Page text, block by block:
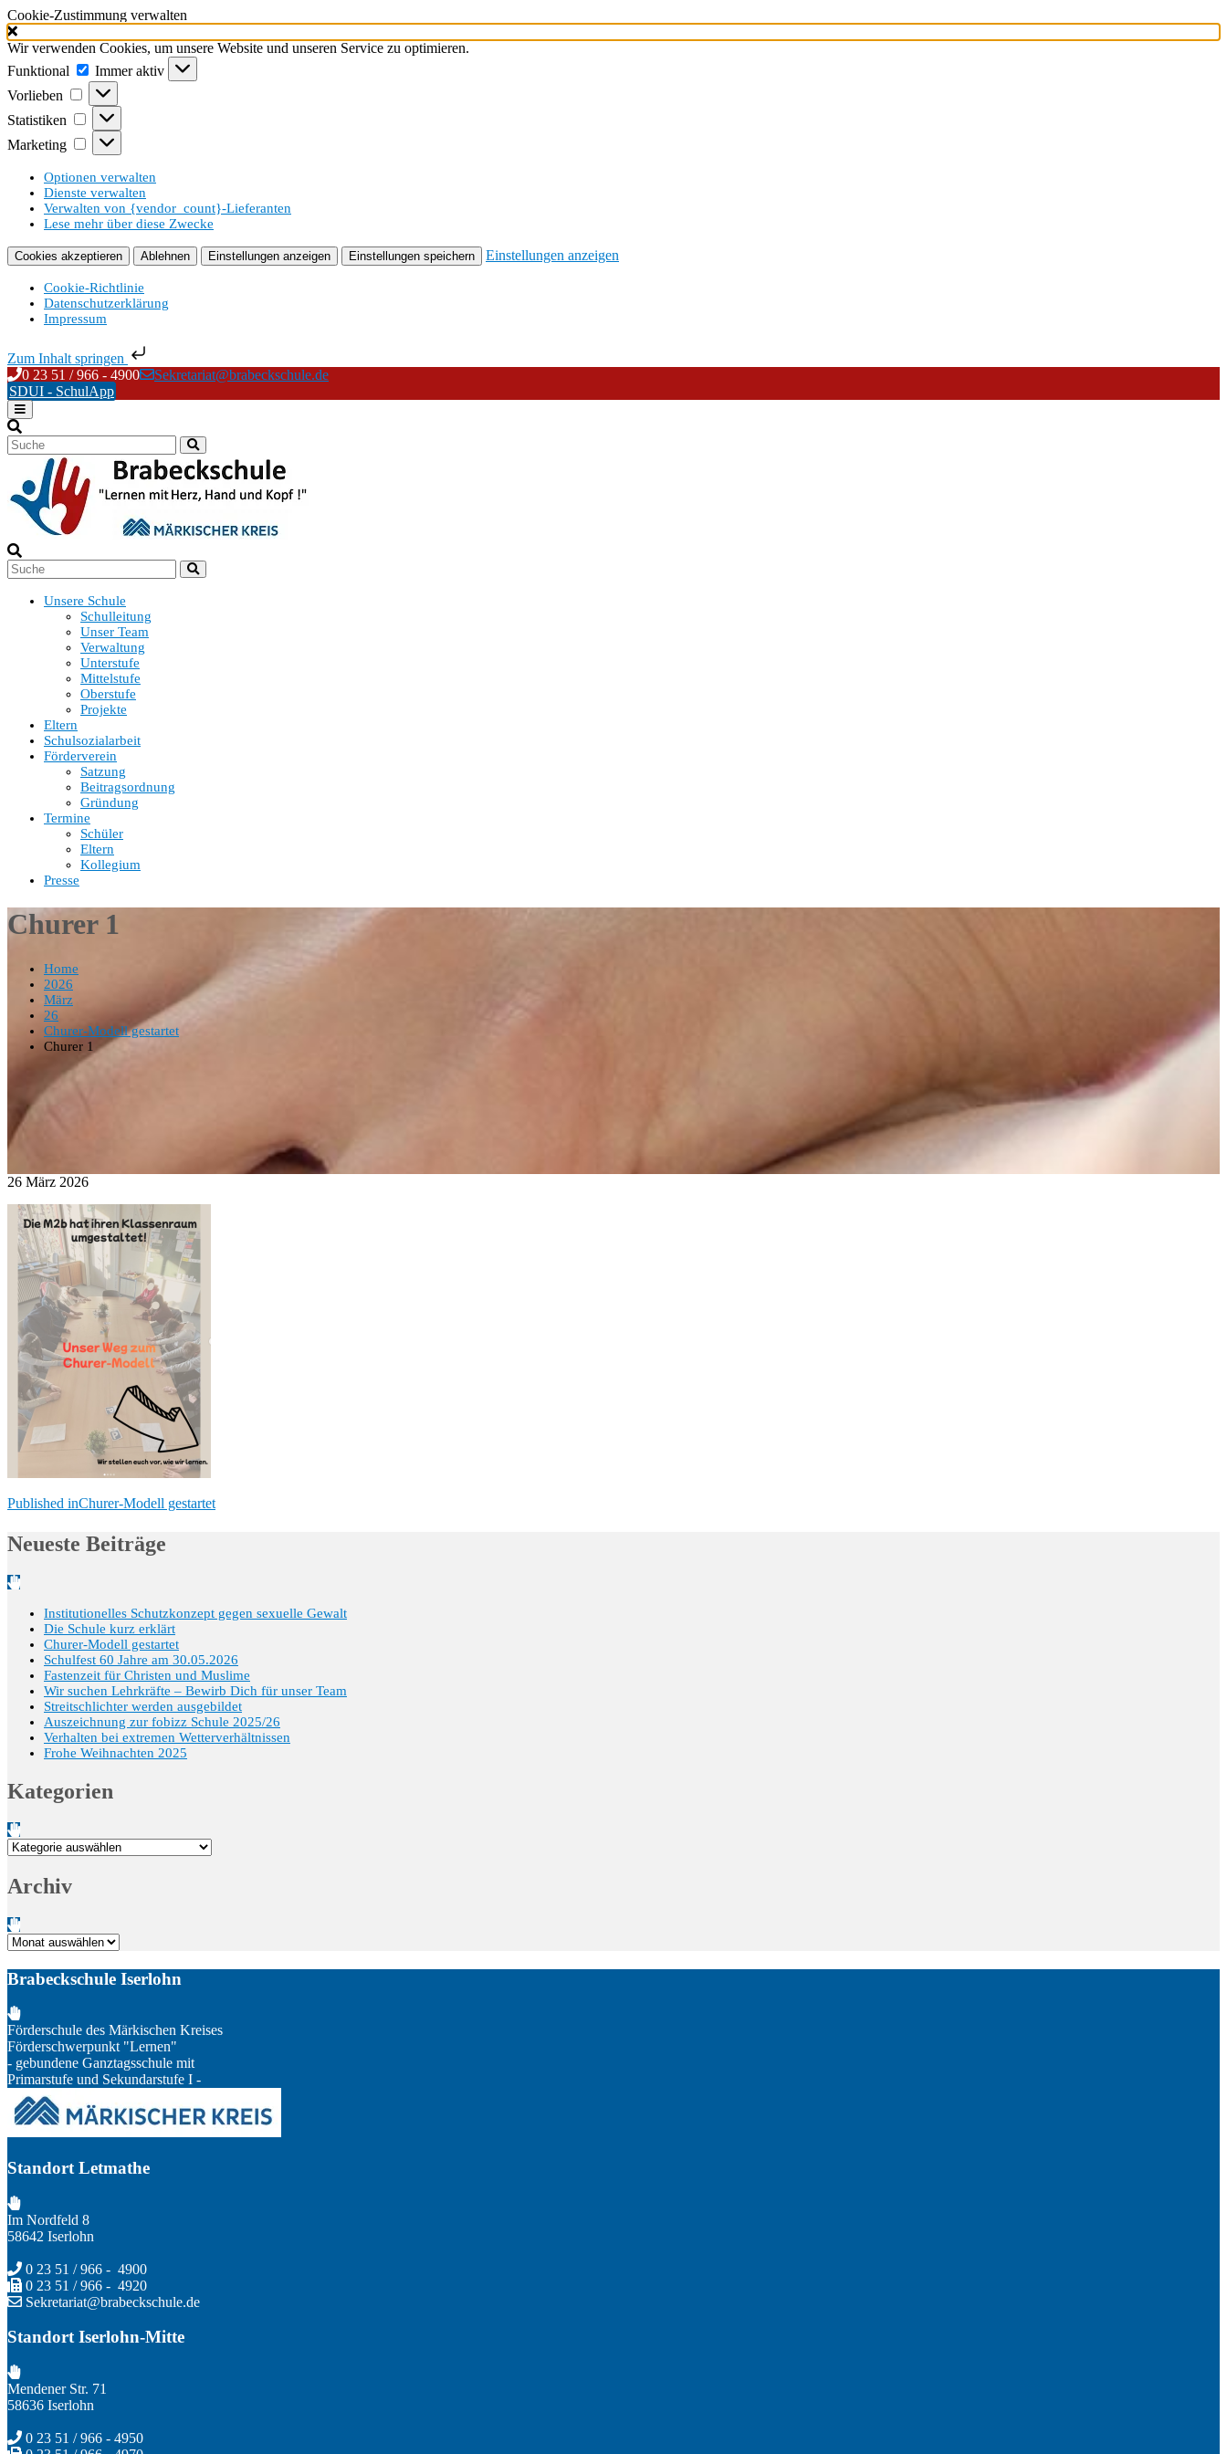
Cookie-Zustimmung verwalten
Wir verwenden Cookies, um unsere Website und unseren Service zu optimieren.
Funktional
Funktional
Immer aktiv
Vorlieben
Vorlieben
Statistiken Statistiken
Marketing Marketing
Optionen verwalten
Dienste verwalten
Verwalten von {vendor_count}-Lieferanten
Lese mehr über diese Zwecke
Cookies akzeptieren Ablehnen Einstellungen anzeigen Einstellungen speichern Einstellungen anzeigen
Cookie-Richtlinie
Datenschutzerklärung
Impressum
Zum Inhalt springen
Skip
to
content
0 23 51 / 966 - 4900
Sekretariat@brabeckschule.de
SDUI - SchulApp
Unsere Schule
Schulleitung
Unser Team
Verwaltung
Unterstufe
Mittelstufe
Oberstufe
Projekte
Eltern
Schulsozialarbeit
Förderverein
Satzung
Beitragsordnung
Gründung
Termine
Schüler
Eltern
Kollegium
Presse
Churer 1
Home
2026
März
26
Churer-Modell gestartet
Churer 1
26 März 2026
Beitragsnavigation
Published inChurer-Modell gestartet
Neueste Beiträge
Institutionelles Schutzkonzept gegen sexuelle Gewalt
Die Schule kurz erklärt
Churer-Modell gestartet
Schulfest 60 Jahre am 30.05.2026
Fastenzeit für Christen und Muslime
Wir suchen Lehrkräfte – Bewirb Dich für unser Team
Streitschlichter werden ausgebildet
Auszeichnung zur fobizz Schule 2025/26
Verhalten bei extremen Wetterverhältnissen
Frohe Weihnachten 2025
Kategorien
Kategorien
Archiv
Archiv
Brabeckschule Iserlohn
Förderschule des Märkischen Kreises
Förderschwerpunkt "Lernen"
- gebundene Ganztagsschule mit
Primarstufe und Sekundarstufe I -
Standort Letmathe
Im Nordfeld 8
58642 Iserlohn
0 23 51 / 966 - 4900
0 23 51 / 966 - 4920
Sekretariat@brabeckschule.de
Standort Iserlohn-Mitte
Mendener Str. 71
58636 Iserlohn
0 23 51 / 966 - 4950